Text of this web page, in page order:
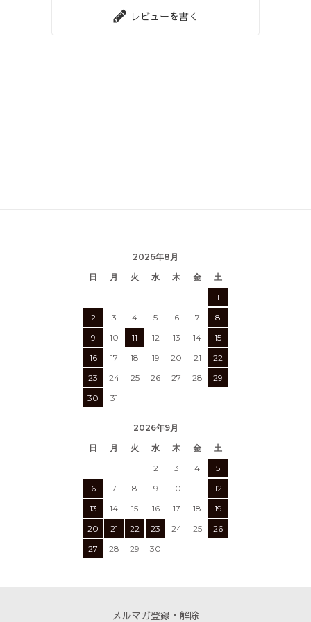
レビューを書く
2026年8月
日
月 火 水 木 金
土
1
2
3 4 5 6 7
8
9
10 11 12 13 14
15
16
17 18 19 20 21
22
23
24 25 26 27 28
29
30
31
2026年9月
日
月 火 水 木 金
土
1
2 3 4
5
6
7 8 9 10 11
12
13
14 15 16 17 18
19
20
21 22 23 24 25
26
27
28 29 30
メルマガ登録・解除